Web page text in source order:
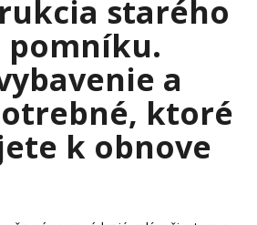
starého
a
ktoré
k obnove